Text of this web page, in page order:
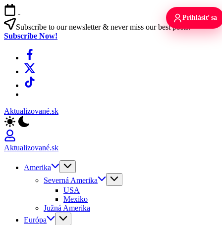
Skip
to
content
-
Subscribe to our newsletter & never miss our best posts.
Subscribe Now!
Facebook
X
TikTok
Aktualizované.sk
Aktualizované.sk
Amerika
Severná Amerika
USA
Mexiko
Južná Amerika
Európa
Prihlásiť sa